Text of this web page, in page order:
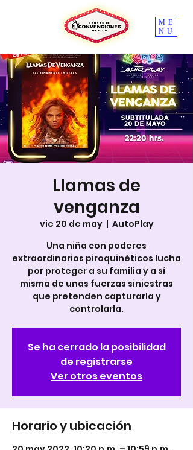
ME
NU
Llamas de
venganza
vie 20 de may
  |
AutoPlay
Una niña con poderes
extraordinarios piroquinéticos lucha
por proteger a su familia y a sí
misma de unas fuerzas siniestras
que pretenden capturarla y
controlarla.
Se ha cerrado la posibilidad
de registrarse
Ver otros eventos
Horario y ubicación